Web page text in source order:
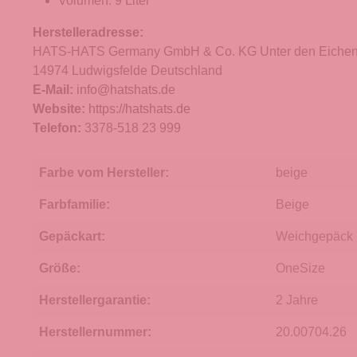
Herstelleradresse:
HATS-HATS Germany GmbH & Co. KG Unter den
14974 Ludwigsfelde Deutschland
E-Mail: info@hatshats.de
Website: https://hatshats.de
Telefon: 3378-518 23 999
Farbe vom Hersteller: beige
Farbfamilie: Beige
Gepäckart: Weichgepäck
Größe: OneSize
Herstellergarantie: 2 Jahre
Herstellernummer: 20.00704.26